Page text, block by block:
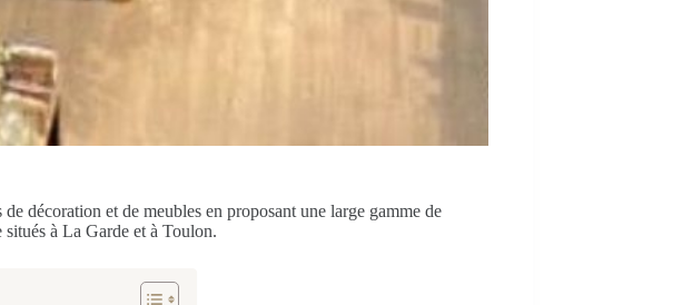
décoration et de meubles en proposant une large gamme de
à La Garde et à Toulon.